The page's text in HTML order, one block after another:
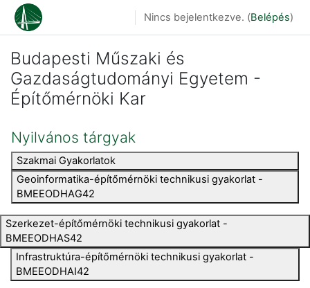
Tovább a fő tartalomhoz
Nincs bejelentkezve. (Belépés)
Budapesti Műszaki és
Gazdaságtudományi Egyetem -
Építőmérnöki Kar
Nyilvános tárgyak
Szakmai Gyakorlatok
Geoinformatika-építőmérnöki technikusi gyakorlat -
BMEEODHAG42
Szerkezet-építőmérnöki technikusi gyakorlat -
BMEEODHAS42
Infrastruktúra-építőmérnöki technikusi gyakorlat -
BMEEODHAI42